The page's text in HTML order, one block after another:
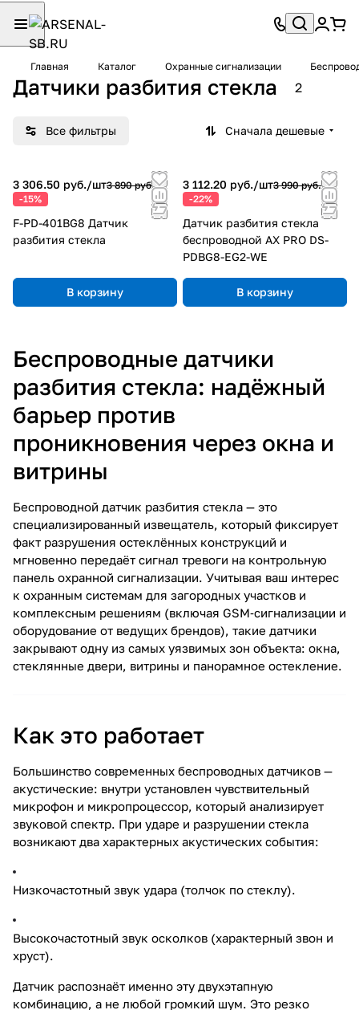
Главная Каталог Охранные сигнализации
Датчики разбития стекла 2
Все фильтры Сначала дешевые
3 306.50 руб./шт3 890 руб.
-15%
F-PD-401BG8 Датчик
разбития стекла
В корзину
3 112.20 руб./шт3 990 руб.
-22%
Датчик разбития стекла
беспроводной AX PRO DS-
PDBG8-EG2-WE
В корзину
Беспроводные датчики
разбития стекла: надёжный
барьер против
проникновения через окна и
витрины
Беспроводной датчик разбития стекла — это
специализированный извещатель, который фиксирует
факт разрушения остеклённых конструкций и
мгновенно передаёт сигнал тревоги на контрольную
панель охранной сигнализации. Учитывая ваш интерес
к охранным системам для загородных участков и
комплексным решениям (включая GSM‑сигнализации и
оборудование от ведущих брендов), такие датчики
закрывают одну из самых уязвимых зон объекта: окна,
стеклянные двери, витрины и панорамное остекление.
Как это работает
Большинство современных беспроводных датчиков —
акустические: внутри установлен чувствительный
микрофон и микропроцессор, который анализирует
звуковой спектр. При ударе и разрушении стекла
возникают два характерных акустических события:
Низкочастотный звук удара (толчок по стеклу).
Высокочастотный звук осколков (характерный звон и
хруст).
Датчик распознаёт именно эту двухэтапную
комбинацию, а не любой громкий шум. Это резко